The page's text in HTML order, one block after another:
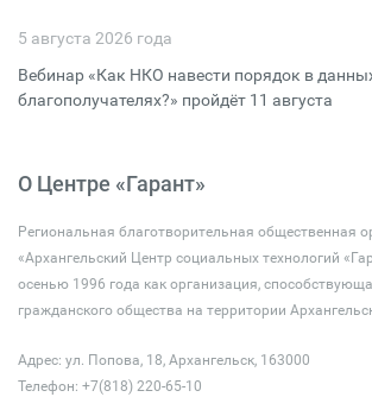
5 августа 2026 года
Вебинар «Как НКО навести порядок в
благополучателях?» пройдёт 11 августа
О Центре «Гарант»
Региональная благотворительная общественная
«Архангельский Центр социальных технологий
осенью 1996 года как организация,
гражданского общества на территории
Адрес: ул. Попова, 18, Архангельск, 163000
Телефон: +7(818) 220-65-10